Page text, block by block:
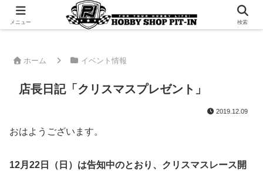
千葉県君津市でラジコンやプラモデルを販売。 ピットインのウェブサイトです
ホーム イベント情報
店長日記「クリスマスプレゼント」
2019.12.09
おはようございます。
12月22日（日）は告知中のとおり、クリスマスレース開
メニュー 検索